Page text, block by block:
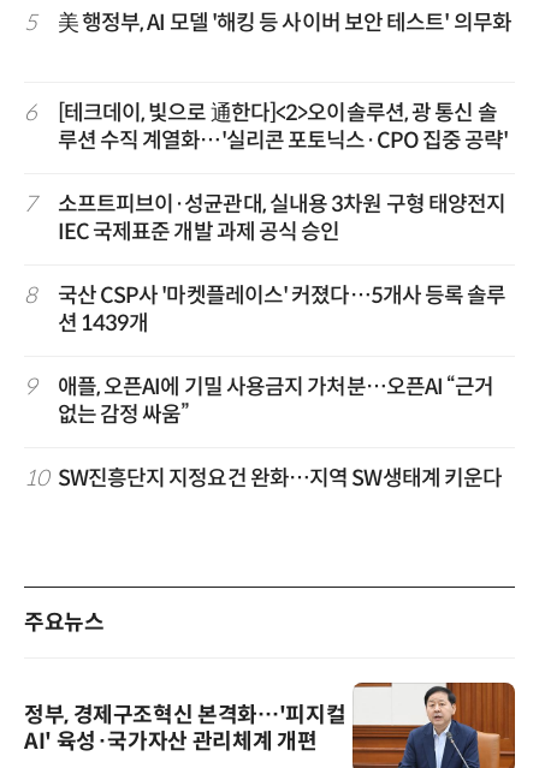
5 美 행정부, AI 모델 '해킹 등 사이버 보안 테스트' 의무화
6
[테크데이, 빛으로 通한다]<2>오이솔루션, 광 통신 솔
루션 수직 계열화…'실리콘 포토닉스·CPO 집중 공략'
7
소프트피브이·성균관대, 실내용 3차원 구형 태양전지
IEC 국제표준 개발 과제 공식 승인
8
국산 CSP사 '마켓플레이스' 커졌다…5개사 등록 솔루
션 1439개
9
애플, 오픈AI에 기밀 사용금지 가처분…오픈AI “근거
없는 감정 싸움”
10 SW진흥단지 지정요건 완화…지역 SW생태계 키운다
주요뉴스
정부, 경제구조혁신 본격화…'피지컬
AI' 육성·국가자산 관리체계 개편